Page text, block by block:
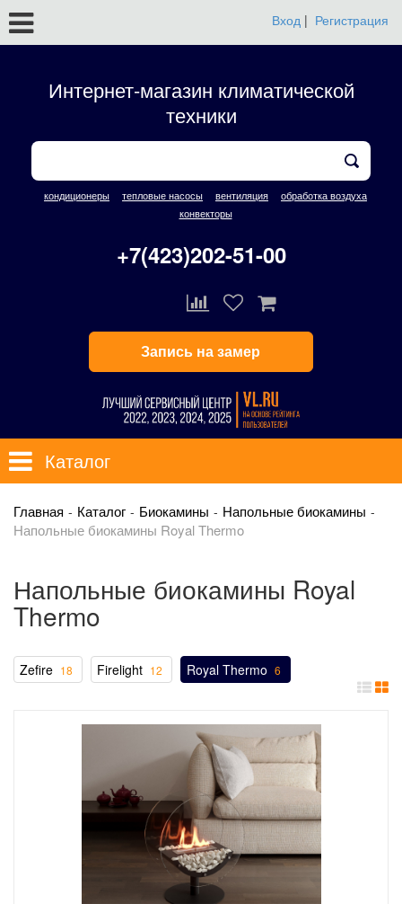
Вход | Регистрация
Интернет-магазин климатической
техники
кондиционеры тепловые насосы вентиляция
обработка воздуха
конвекторы
+7(423)202-51-00
Запись на замер
Каталог
Главная Каталог Биокамины
Напольные биокамины
Напольные биокамины Royal Thermo
Напольные биокамины Royal
Thermo
Zefire 18 Firelight 12 Royal Thermo 6